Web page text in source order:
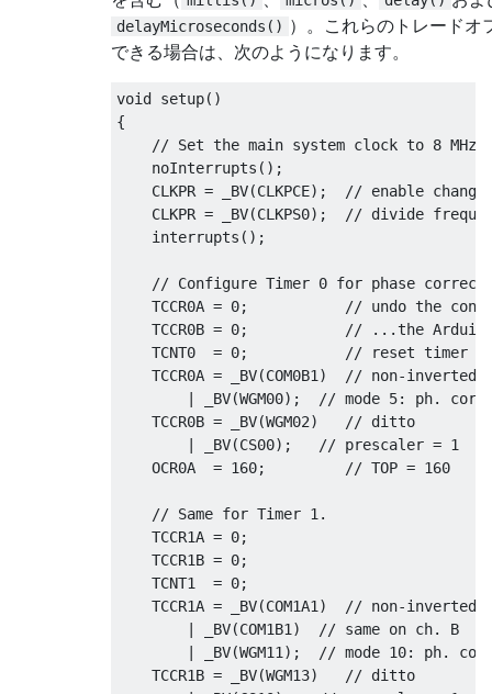
delayMicroseconds() ）。これらのトレードオ
できる場合は、次のようになります。
void setup()
{
// Set the main system clock to 8 MHz.
    noInterrupts
();
    CLKPR
= _BV(CLKPCE);
// enable
    CLKPR
= _BV(CLKPS0);
// divide
    interrupts
();
// Configure Timer 0 for phase correct
    TCCR0A
= 0;
// undo the
    TCCR0B
= 0;
// ...the
    TCNT0
= 0;
// reset timer
    TCCR0A
= _BV(COM0B1 )
// non-inverted
|
_BV(WGM00);
// mode 5: ph.
    TCCR0B
= _BV(WGM02)
// ditto
|
_BV(CS00);
// prescaler = 1
    OCR0A
= 160; // TOP = 160
// Same for Timer 1.
    TCCR1A
= 0;
    TCCR1B
= 0;
    TCNT1
= 0;
    TCCR1A
= _BV(COM1A1 )
// non-inverted
|
_BV(COM1B1 )
// same on ch. B
|
_BV(WGM11 );
// mode 10: ph.
    TCCR1B
= _BV(WGM13)
// ditto